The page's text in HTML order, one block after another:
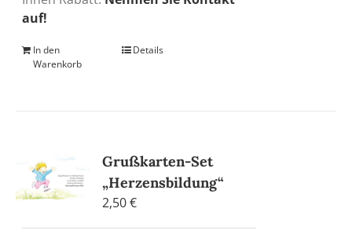
auf!
In den
Warenkorb
Details
Grußkarten-Set
„Herzensbildung“
2,50€